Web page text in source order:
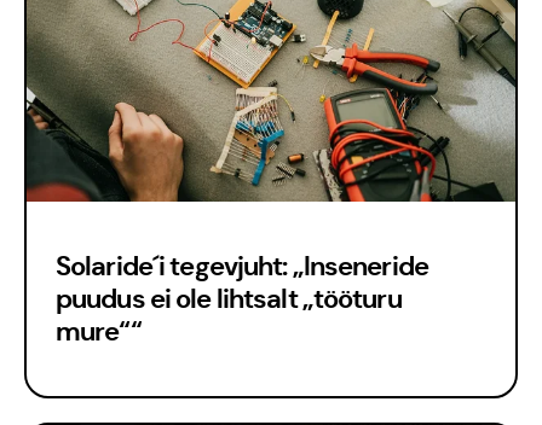
Solaride´i tegevjuht: „Inseneride
puudus ei ole lihtsalt „tööturu
mure““